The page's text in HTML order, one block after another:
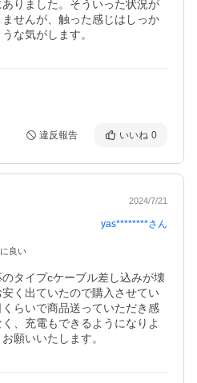
りました。そういった状況が
せんが、触った感じはしっか
な気がします。
違反報告 いいね 0
2024/7/21
yas********さん
良い
タイプcケーブル差し込みが壊
く出ていたので購入させてい
らいで商品送っていただき感
、充電もできるようになりよ
願いいたします。